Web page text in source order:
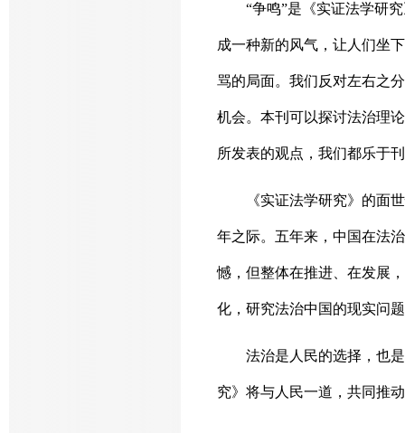
“争鸣”是《实证法学研
成一种新的风气，让人们坐
骂的局面。我们反对左右之
机会。本刊可以探讨法治理
所发表的观点，我们都乐于
《实证法学研究》的面
年之际。五年来，中国在法
憾，但整体在推进、在发展
化，研究法治中国的现实问
法治是人民的选择，也
究》将与人民一道，共同推